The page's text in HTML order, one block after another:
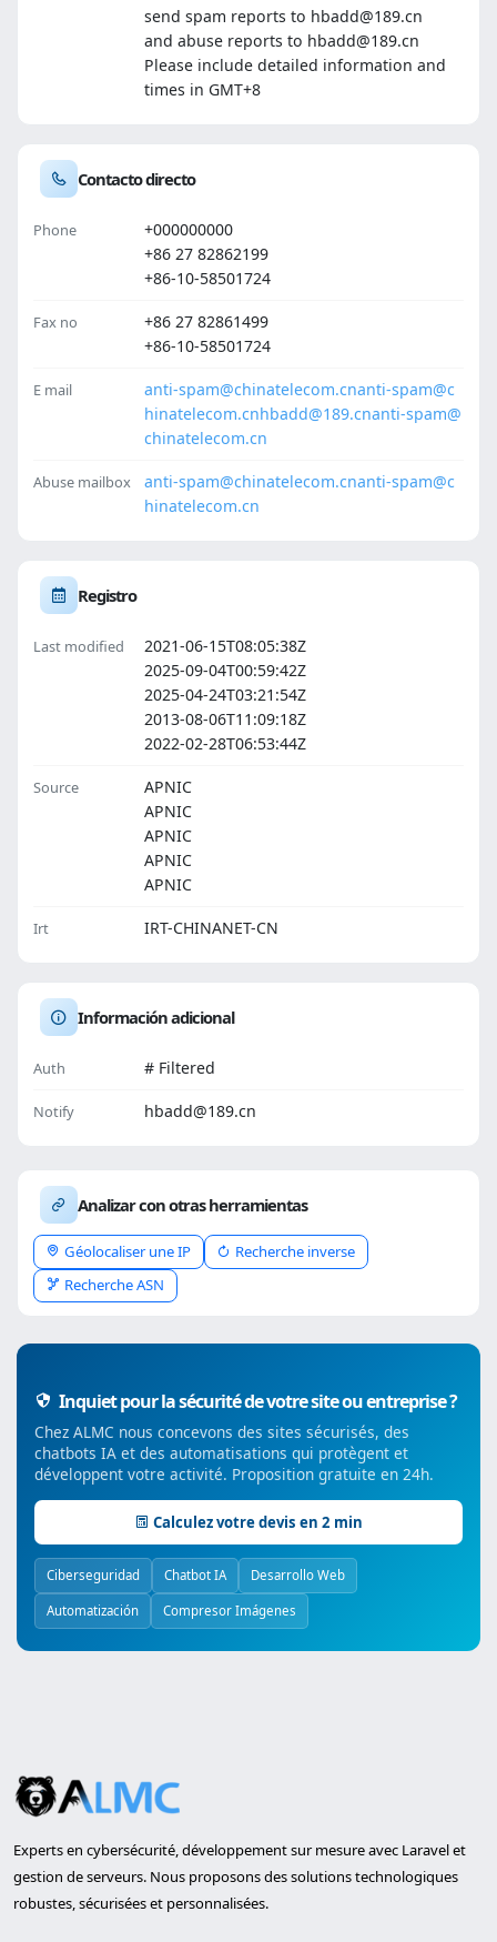
send spam reports to hbadd@189.cn
and abuse reports to hbadd@189.cn
Please include detailed information and
times in GMT+8
Contacto directo
Phone
+000000000
+86 27 82862199
+86-10-58501724
Fax no
+86 27 82861499
+86-10-58501724
E mail anti-spam@chinatelecom.cnanti-spam@c
hinatelecom.cnhbadd@189.cnanti-spam@
chinatelecom.cn
Abuse mailbox anti-spam@chinatelecom.cnanti-spam@c
hinatelecom.cn
Registro
Last modified
2021-06-15T08:05:38Z
2025-09-04T00:59:42Z
2025-04-24T03:21:54Z
2013-08-06T11:09:18Z
2022-02-28T06:53:44Z
Source
APNIC
APNIC
APNIC
APNIC
APNIC
Irt IRT-CHINANET-CN
Información adicional
Auth # Filtered
Notify hbadd@189.cn
Analizar con otras herramientas
Géolocaliser une IP
Recherche inverse
Recherche ASN
Inquiet pour la sécurité de votre site ou entreprise ?
Chez ALMC nous concevons des sites sécurisés, des
chatbots IA et des automatisations qui protègent et
développent votre activité. Proposition gratuite en 24h.
Calculez votre devis en 2 min
Ciberseguridad Chatbot IA Desarrollo Web
Automatización Compresor Imágenes
Experts en cybersécurité, développement sur mesure avec Laravel et
gestion de serveurs. Nous proposons des solutions technologiques
robustes, sécurisées et personnalisées.